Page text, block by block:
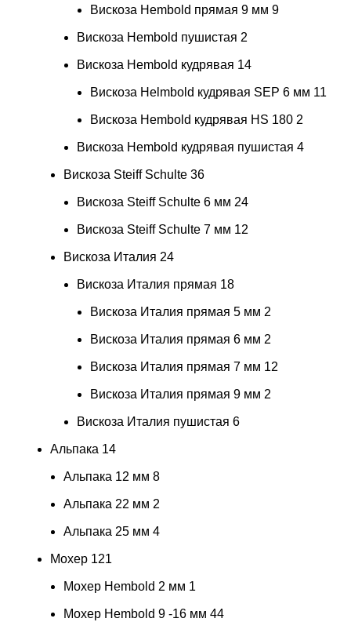
Вискоза Hembold прямая 9 мм 9
Вискоза Hembold пушистая 2
Вискоза Hembold кудрявая 14
Вискоза Helmbold кудрявая SEP 6 мм 11
Вискоза Hembold кудрявая HS 180 2
Вискоза Hembold кудрявая пушистая 4
Вискоза Steiff Schulte 36
Вискоза Steiff Schulte 6 мм 24
Вискоза Steiff Schulte 7 мм 12
Вискоза Италия 24
Вискоза Италия прямая 18
Вискоза Италия прямая 5 мм 2
Вискоза Италия прямая 6 мм 2
Вискоза Италия прямая 7 мм 12
Вискоза Италия прямая 9 мм 2
Вискоза Италия пушистая 6
Альпака 14
Альпака 12 мм 8
Альпака 22 мм 2
Альпака 25 мм 4
Мохер 121
Мохер Hembold 2 мм 1
Мохер Hembold 9 -16 мм 44